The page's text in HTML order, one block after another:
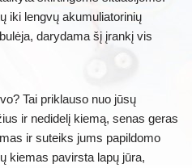
iki lengvų akumuliatorinių
darydama šį įrankį vis
Tai priklauso nuo jūsų
ir nedidelį kiemą, senas geras
ir suteiks jums papildomo
kiemas pavirsta lapų jūra,